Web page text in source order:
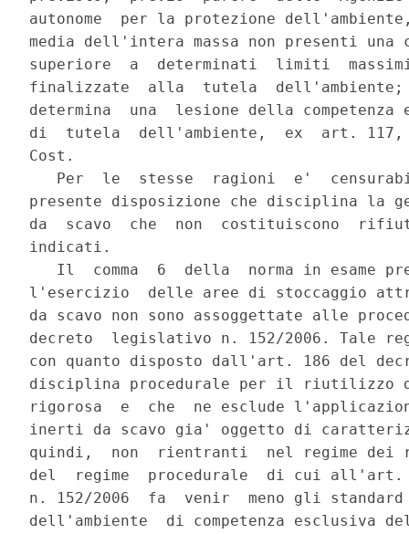
autonome  per la protezione
media dell'intera massa non presenti
superiore  a  determinati  limiti
finalizzate  alla  tutela  dell'ambiente;
determina  una  lesione della
di  tutela  dell'ambiente,  ex  art. 117,
Cost.
Per  le  stesse  ragioni  e'
presente disposizione che disciplina la
da  scavo  che  non  costituiscono
indicati.
Il  comma  6  della  norma in esame
l'esercizio  delle aree di stoccaggio
da scavo non sono assoggettate alle
decreto  legislativo n. 152/2006. Tale
con quanto disposto dall'art. 186 del
disciplina procedurale per il riutilizzo
rigorosa  e  che  ne esclude
inerti da scavo gia' oggetto di
quindi,  non  rientranti  nel regime
del  regime  procedurale  di cui all'art.
n. 152/2006  fa  venir  meno gli
dell'ambiente  di competenza esclusiva